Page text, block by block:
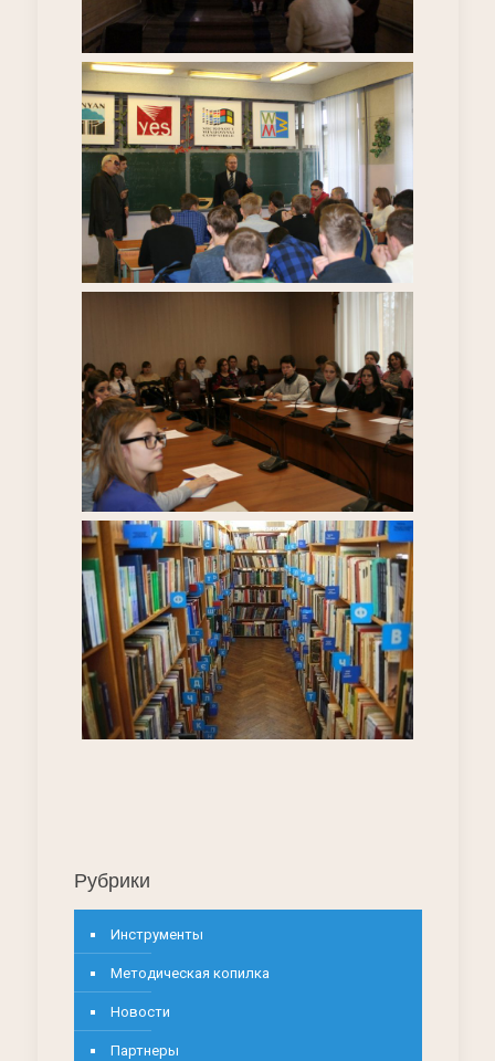
Рубрики
Инструменты
Методическая копилка
Новости
Партнеры